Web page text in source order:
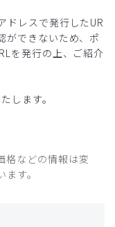
ドレスで発行したUR
ができないため、ポ
を発行の上、ご紹介
します。
格などの情報は変
す。